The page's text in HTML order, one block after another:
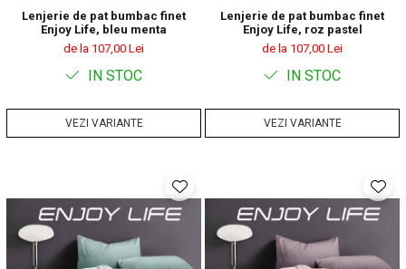
Lenjerie de pat bumbac finet
Enjoy Life, bleu menta
de la 107,00 Lei
IN STOC
VEZI VARIANTE
Lenjerie de pat bumbac finet
Enjoy Life, roz pastel
de la 107,00 Lei
IN STOC
VEZI VARIANTE